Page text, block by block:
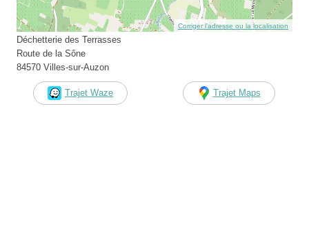
Corriger l’adresse ou la localisation
Déchetterie des Terrasses
Route de la Sône
84570 Villes-sur-Auzon
Trajet Waze Trajet Maps